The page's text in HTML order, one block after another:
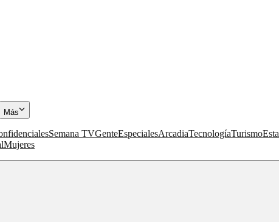
Más
Semana TVGenteEspecialesArcadiaTecnologíaTurismo
Mujeres